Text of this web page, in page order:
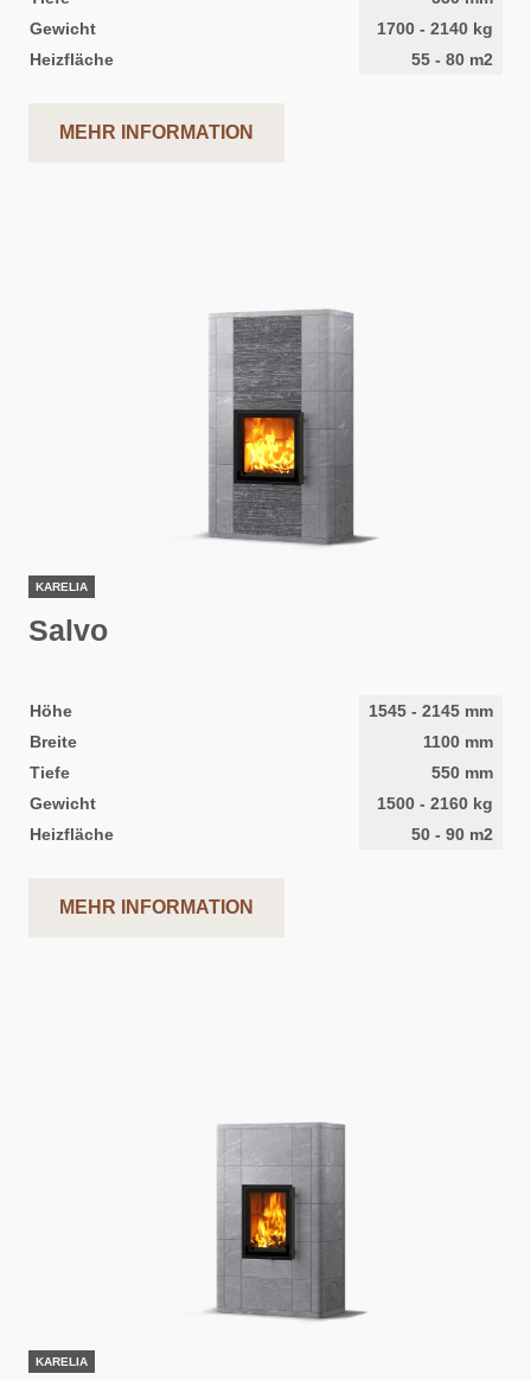
Gewicht
1700 - 2140 kg
Heizfläche
55 - 80 m2
MEHR INFORMATION
KARELIA
Salvo
Höhe 1545 - 2145 mm
Breite
1100 mm
Tiefe
550 mm
Gewicht
1500 - 2160 kg
Heizfläche
50 - 90 m2
MEHR INFORMATION
KARELIA